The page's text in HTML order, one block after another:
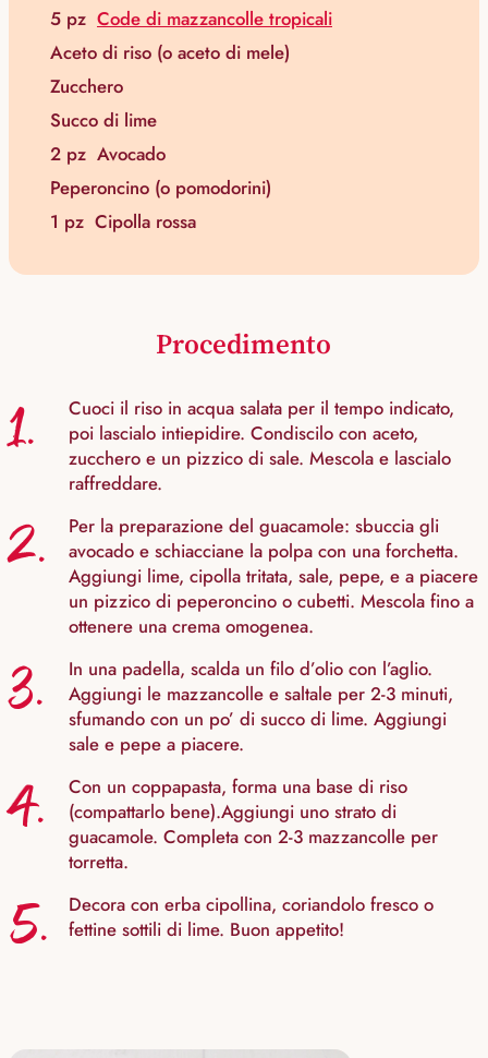
5 pz Code di mazzancolle tropicali
Aceto di riso (o aceto di mele)
Zucchero
Succo di lime
2 pz Avocado
Peperoncino (o pomodorini)
1 pz Cipolla rossa
Procedimento
1.
Cuoci il riso in acqua salata per il tempo indicato,
poi lascialo intiepidire. Condiscilo con aceto,
zucchero e un pizzico di sale. Mescola e lascialo
raffreddare.
2.
Per la preparazione del guacamole: sbuccia gli
avocado e schiacciane la polpa con una forchetta.
Aggiungi lime, cipolla tritata, sale, pepe, e a piacere
un pizzico di peperoncino o cubetti. Mescola fino a
ottenere una crema omogenea.
3.
In una padella, scalda un filo d’olio con l’aglio.
Aggiungi le mazzancolle e saltale per 2-3 minuti,
sfumando con un po’ di succo di lime. Aggiungi
sale e pepe a piacere.
4.
Con un coppapasta, forma una base di riso
(compattarlo bene).Aggiungi uno strato di
guacamole. Completa con 2-3 mazzancolle per
torretta.
5.
Decora con erba cipollina, coriandolo fresco o
fettine sottili di lime. Buon appetito!